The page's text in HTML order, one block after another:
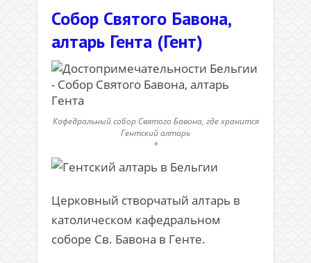
Собор Святого Бавона,
алтарь Гента (Гент)
Кафедральный собор Святого Бавона, где хранится
Гентский алтарь
*
Церковный створчатый алтарь в
католическом кафедральном
соборе Св. Бавона в Генте.